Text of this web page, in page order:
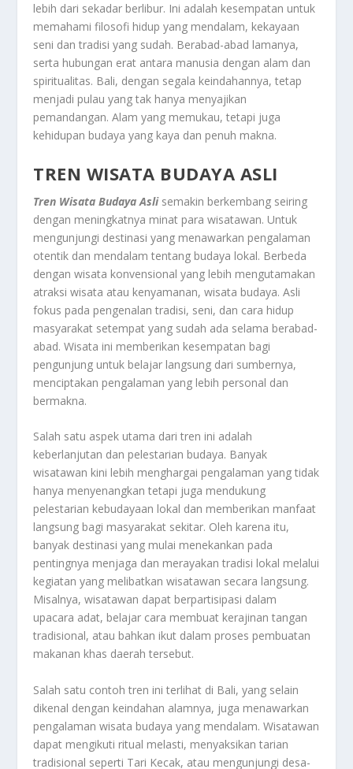
lebih dari sekadar berlibur. Ini adalah kesempatan untuk
memahami filosofi hidup yang mendalam, kekayaan
seni dan tradisi yang sudah. Berabad-abad lamanya,
serta hubungan erat antara manusia dengan alam dan
spiritualitas. Bali, dengan segala keindahannya, tetap
menjadi pulau yang tak hanya menyajikan
pemandangan. Alam yang memukau, tetapi juga
kehidupan budaya yang kaya dan penuh makna.
TREN WISATA BUDAYA ASLI
Tren Wisata Budaya Aslisemakin berkembang seiring
dengan meningkatnya minat para wisatawan. Untuk
mengunjungi destinasi yang menawarkan pengalaman
otentik dan mendalam tentang budaya lokal. Berbeda
dengan wisata konvensional yang lebih mengutamakan
atraksi wisata atau kenyamanan, wisata budaya. Asli
fokus pada pengenalan tradisi, seni, dan cara hidup
masyarakat setempat yang sudah ada selama berabad-
abad. Wisata ini memberikan kesempatan bagi
pengunjung untuk belajar langsung dari sumbernya,
menciptakan pengalaman yang lebih personal dan
bermakna.
Salah satu aspek utama dari tren ini adalah
keberlanjutan dan pelestarian budaya. Banyak
wisatawan kini lebih menghargai pengalaman yang tidak
hanya menyenangkan tetapi juga mendukung
pelestarian kebudayaan lokal dan memberikan manfaat
langsung bagi masyarakat sekitar. Oleh karena itu,
banyak destinasi yang mulai menekankan pada
pentingnya menjaga dan merayakan tradisi lokal melalui
kegiatan yang melibatkan wisatawan secara langsung.
Misalnya, wisatawan dapat berpartisipasi dalam
upacara adat, belajar cara membuat kerajinan tangan
tradisional, atau bahkan ikut dalam proses pembuatan
makanan khas daerah tersebut.
Salah satu contoh tren ini terlihat di Bali, yang selain
dikenal dengan keindahan alamnya, juga menawarkan
pengalaman wisata budaya yang mendalam. Wisatawan
dapat mengikuti ritual melasti, menyaksikan tarian
tradisional seperti Tari Kecak, atau mengunjungi desa-